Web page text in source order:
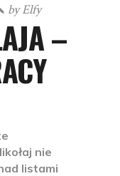
byElfy
–
nie
listami